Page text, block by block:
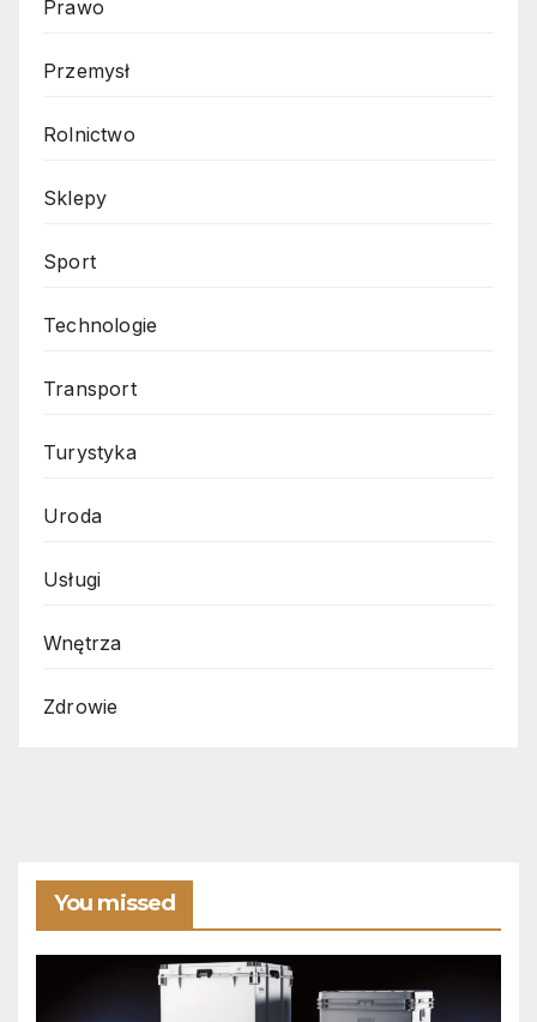
Prawo
Przemysł
Rolnictwo
Sklepy
Sport
Technologie
Transport
Turystyka
Uroda
Usługi
Wnętrza
Zdrowie
You missed